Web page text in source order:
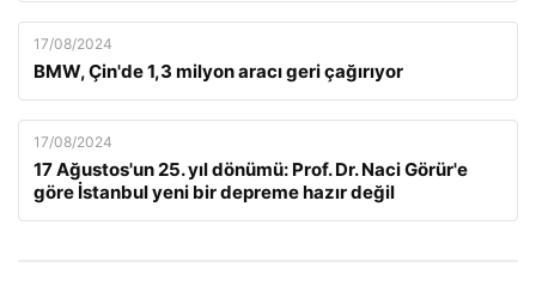
17/08/2024
BMW, Çin'de 1,3 milyon aracı geri çağırıyor
17/08/2024
17 Ağustos'un 25. yıl dönümü: Prof. Dr. Naci Görür'e
göre İstanbul yeni bir depreme hazır değil